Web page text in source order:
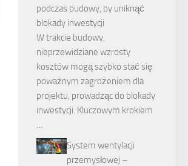
podczas budowy, by uniknąć
blokady inwestycji
W trakcie budowy,
nieprzewidziane wzrosty
kosztów mogą szybko stać się
poważnym zagrożeniem dla
projektu, prowadząc do blokady
inwestycji. Kluczowym krokiem
…
System wentylacji
przemysłowej –